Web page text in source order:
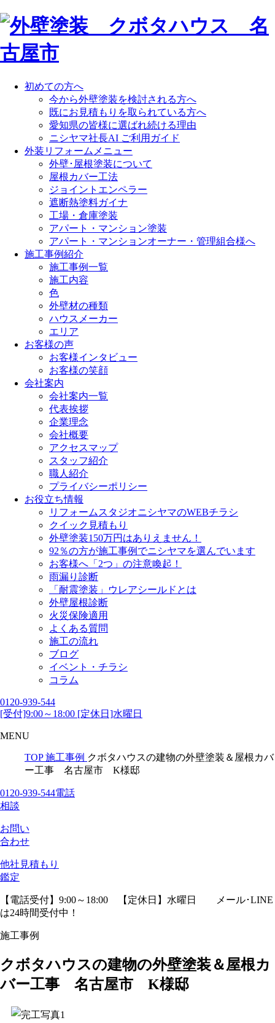
初めての方へ
今から外壁塗装を検討される方へ
既にお見積もりを取られている方へ
愛知県の皆様に選ばれ続ける理由
ニシヤマ社長AI ご利用ガイド
外装リフォームメニュー
外壁･屋根塗装について
屋根カバー工法
ジョイントエンペラー
遮断熱塗料ガイナ
工場・倉庫塗装
アパート・マンション塗装
アパート・マンションオーナー・管理組合様へ
施工事例紹介
施工事例一覧
施工内容
色
外壁材の種類
ハウスメーカー
エリア
お客様の声
お客様インタビュー
お客様の笑顔
会社案内
会社案内一覧
代表挨拶
企業理念
会社概要
アクセスマップ
スタッフ紹介
職人紹介
プライバシーポリシー
お役立ち情報
リフォームスタジオニシヤマのWEBチラシ
クイック見積もり
外壁塗装150万円はありえません！
92％の方が施工事例でニシヤマを選んでいます
お客様へ「2つ」の注意喚起！
雨漏り診断
「耐震塗装」ウレアシールドとは
外壁屋根診断
火災保険適用
よくある質問
施工の流れ
ブログ
イベント・チラシ
コラム
0120-939-544
[受付]9:00～18:00 [定休日]水曜日
MENU
TOP 施工事例 クボタハウスの建物の外壁塗装＆屋根カバ
ー工事 名古屋市 K様邸
0120-939-544電話
相談
お問い
合わせ
他社見積もり
鑑定
【電話受付】9:00～18:00 【定休日】水曜日
メール･LINE
は24時間受付中！
施工事例
クボタハウスの建物の外壁塗装＆屋根カ
バー工事 名古屋市 K様邸